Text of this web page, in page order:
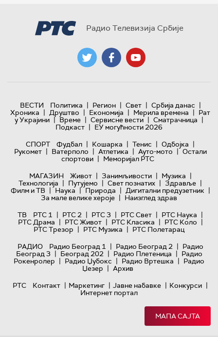
Радио Телевизија Србије
ВЕСТИ Политика | Регион | Свет | Србија данас |
Хроника | Друштво | Економија | Мерила времена | Рат
у Украјини | Време | Сервисне вести | Сматрачница |
Подкаст | ЕУ могућности 2026
СПОРТ
Фудбал | Кошарка | Тенис | Одбојка |
Рукомет | Ватерполо | Атлетика | Ауто-мото | Остали
спортови | Меморијал РТС
МАГАЗИН
Живот | Занимљивости | Музика |
Технологијa | Путујемо | Свет познатих | Здравље |
Филм и ТВ | Наука | Природа | Дигитални предузетник |
За мале велике хероје | Наизглед здрав
ТВ
РТС 1 | РТС 2 | РТС 3 | РТС Свет | РТС Наука |
РТС Драма | РТС Живот | РТС Класика | РТС Коло |
РТС Трезор | РТС Музика | РТС Полетарац
РАДИО
Радио Београд 1 | Радио Београд 2 | Радио
Београд 3 | Београд 202 | Радио Плетеница | Радио
Рокенролер | Радио Џубокс | Радио Вртешка | Радио
Џезер | Архив
РТС
Контакт | Маркетинг | Јавне набавке | Конкурси |
Интернет портал
МАПА САЈТА